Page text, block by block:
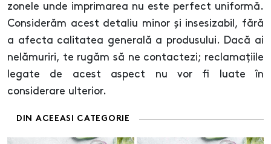
zonele unde imprimarea nu este perfect uniformă.
Considerăm acest detaliu minor și insesizabil, fără
a afecta calitatea generală a produsului. Dacă ai
nelămuriri, te rugăm să ne contactezi; reclamațiile
legate de acest aspect nu vor fi luate în
considerare ulterior.
DIN ACEEASI CATEGORIE